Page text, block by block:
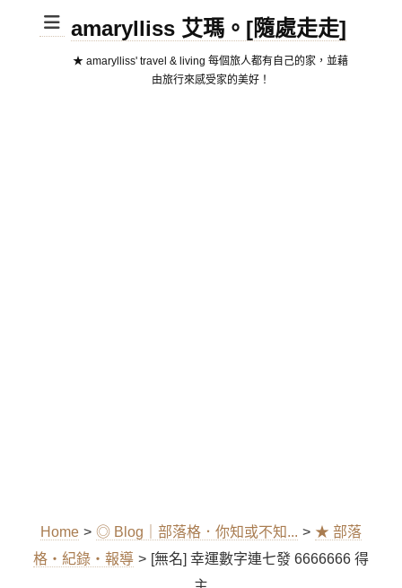
amarylliss 艾瑪。[隨處走走]
★ amarylliss' travel & living 每個旅人都有自己的家，並藉
由旅行來感受家的美好！
Home > ◎ Blog｜部落格．你知或不知... > ★ 部落
格‧紀錄‧報導 > [無名] 幸運數字連七發 6666666 得